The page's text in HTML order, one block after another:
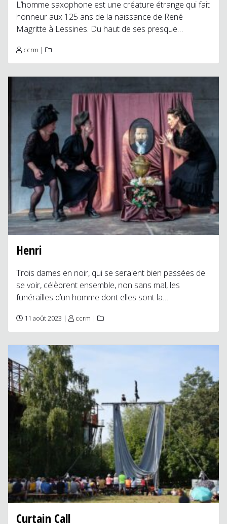
L’homme saxophone est une créature étrange qui fait
honneur aux 125 ans de la naissance de René
Magritte à Lessines. Du haut de ses presque…
ccrm |
Henri
Trois dames en noir, qui se seraient bien passées de
se voir, célèbrent ensemble, non sans mal, les
funérailles d’un homme dont elles sont la…
11 août 2023 | ccrm |
Curtain Call